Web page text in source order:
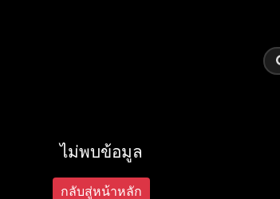
ไม่พบข้อมูล
กลับสู่หน้าหลัก